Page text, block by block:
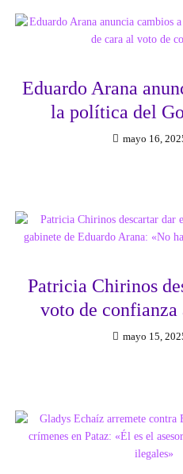
Eduardo Arana
la política del
mayo 16,
Patricia Chirinos
voto de confianza
mayo 15,